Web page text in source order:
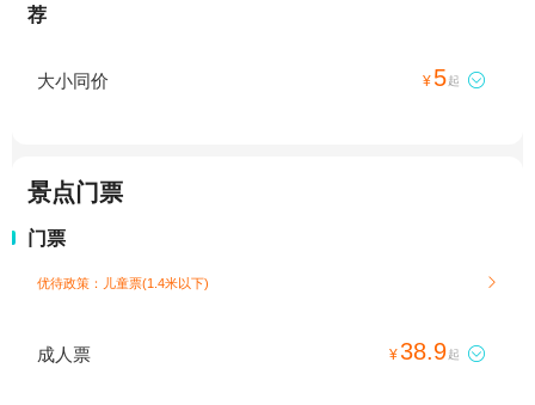
荐
大小同价 ¥ 5起 
景点门票
门票
优待政策：儿童票(1.4米以下) 
成人票 ¥38.9起 